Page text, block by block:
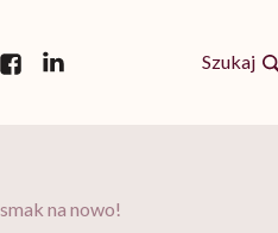
Szukaj
na nowo!